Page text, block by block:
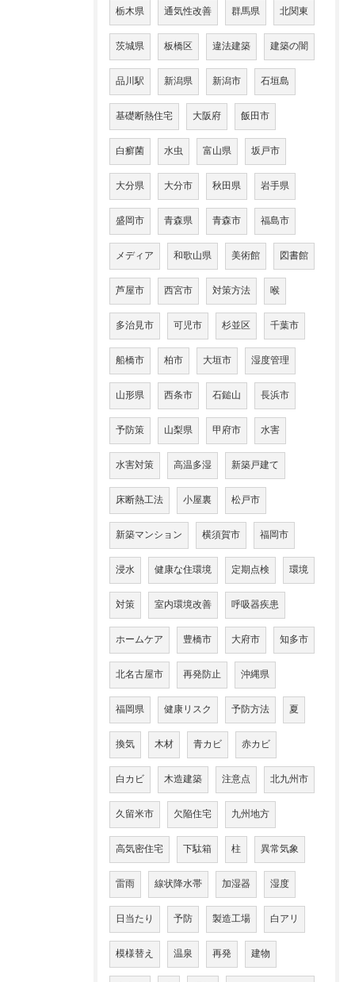
栃木県 通気性改善 群馬県 北関東
茨城県 板橋区 違法建築 建築の闇
品川駅 新潟県 新潟市 石垣島
基礎断熱住宅 大阪府 飯田市
白癬菌 水虫 富山県 坂戸市
大分県 大分市 秋田県 岩手県
盛岡市 青森県 青森市 福島市
メディア 和歌山県 美術館 図書館
芦屋市 西宮市 対策方法 喉
多治見市 可児市 杉並区 千葉市
船橋市 柏市 大垣市 湿度管理
山形県 西条市 石鎚山 長浜市
予防策 山梨県 甲府市 水害
水害対策 高温多湿 新築戸建て
床断熱工法 小屋裏 松戸市
新築マンション 横須賀市 福岡市
浸水 健康な住環境 定期点検 環境
対策 室内環境改善 呼吸器疾患
ホームケア 豊橋市 大府市 知多市
北名古屋市 再発防止 沖縄県
福岡県 健康リスク 予防方法 夏
換気 木材 青カビ 赤カビ
白カビ 木造建築 注意点 北九州市
久留米市 欠陥住宅 九州地方
高気密住宅 下駄箱 柱 異常気象
雷雨 線状降水帯 加湿器 湿度
日当たり 予防 製造工場 白アリ
模様替え 温泉 再発 建物